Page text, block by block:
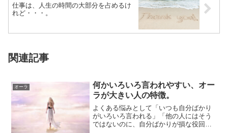
仕事は、人生の時間の大部分を占めるけ
れど・・・。
関連記事
オーラ
何かいろいろ言われやすい、オー
ラが大きい人の特徴。
よくある悩みとして「いつも自分ばかり
がいろいろ言われる」「他の人にはそう
ではないのに、自分ばかりが損な役回り